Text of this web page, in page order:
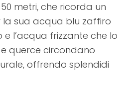
metri, che ricorda un
sua acqua blu zaffiro
l’acqua frizzante che lo
querce circondano
offrendo splendidi